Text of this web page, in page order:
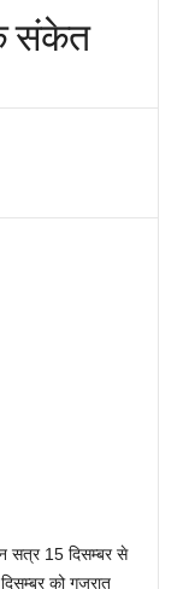
संकेत
सत्र 15 दिसम्बर से
को गुजरात